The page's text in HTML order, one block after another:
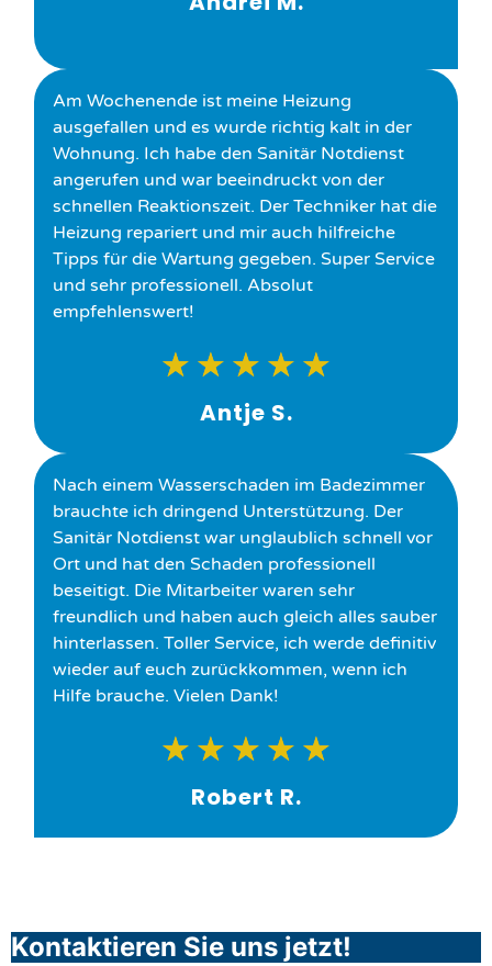
Am Wochenende ist meine Heizung
ausgefallen und es wurde richtig kalt in der
Wohnung. Ich habe den Sanitär Notdienst
angerufen und war beeindruckt von der
schnellen Reaktionszeit. Der Techniker hat die
Heizung repariert und mir auch hilfreiche
Tipps für die Wartung gegeben. Super Service
und sehr professionell. Absolut
empfehlenswert!
★ ★ ★ ★ ★
Antje S.
Nach einem Wasserschaden im Badezimmer
brauchte ich dringend Unterstützung. Der
Sanitär Notdienst war unglaublich schnell vor
Ort und hat den Schaden professionell
beseitigt. Die Mitarbeiter waren sehr
freundlich und haben auch gleich alles sauber
hinterlassen. Toller Service, ich werde definitiv
wieder auf euch zurückkommen, wenn ich
Hilfe brauche. Vielen Dank!
★ ★ ★ ★ ★
Robert R.
Kontaktieren Sie uns jetzt!